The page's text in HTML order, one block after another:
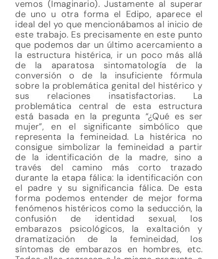
vemos (Imaginario). Justamente al superar
de uno u otra forma el Edipo, aparece el
ideal del yo que mencionábamos al inicio de
este trabajo. Es precisamente en este punto
que podemos dar un último acercamiento a
la estructura histérica, ir un poco más allá
de la aparatosa sintomatología de la
conversión o de la insuficiente fórmula
sobre la problemática genital del histérico y
sus relaciones insatisfactorias. La
problemática central de esta estructura
está basada en la pregunta “¿Qué es ser
mujer”, en el significante simbólico que
representa la femineidad. La histérica no
consigue simbolizar la femineidad a partir
de la identificación de la madre, sino a
través del camino más corto trazado
durante la etapa fálica: la identificación con
el padre y su significancia fálica. De esta
forma podemos entender de mejor forma
fenómenos histéricos como la seducción, la
confusión de identidad sexual, los
embarazos psicológicos, la exaltación y
dramatización de la femineidad, los
síntomas de embarazos en hombres, etc.